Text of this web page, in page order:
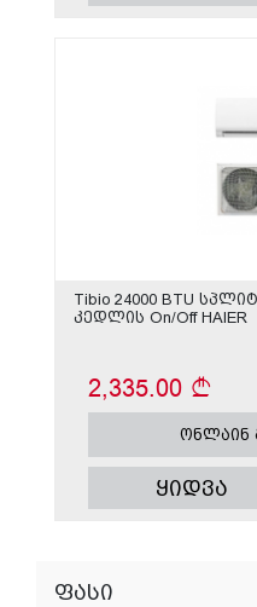
ფასი
Tibio 24000 BTU
კედლის On/Off HAIER
2,335.00
ონლაინ
ყიდვა